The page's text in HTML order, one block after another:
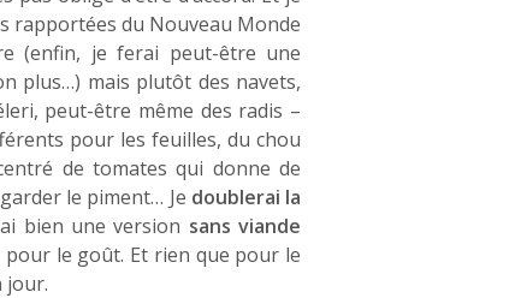
rapportées du Nouveau Monde
(enfin, je ferai peut-être une
plus…) mais plutôt des navets,
peut-être même des radis –
pour les feuilles, du chou
de tomates qui donne de
le piment… Je doublerai la
bien une version sans viande
le goût. Et rien que pour le
jour.